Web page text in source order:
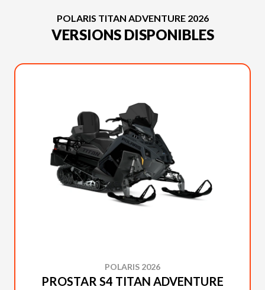
POLARIS TITAN ADVENTURE 2026
VERSIONS DISPONIBLES
POLARIS 2026
PROSTAR S4 TITAN ADVENTURE